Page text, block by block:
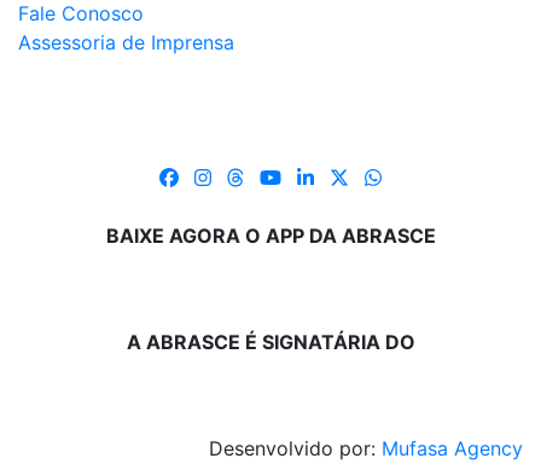
Fale Conosco
Assessoria de Imprensa
BAIXE AGORA O APP DA ABRASCE
A ABRASCE É SIGNATÁRIA DO
Desenvolvido por: Mufasa Agency